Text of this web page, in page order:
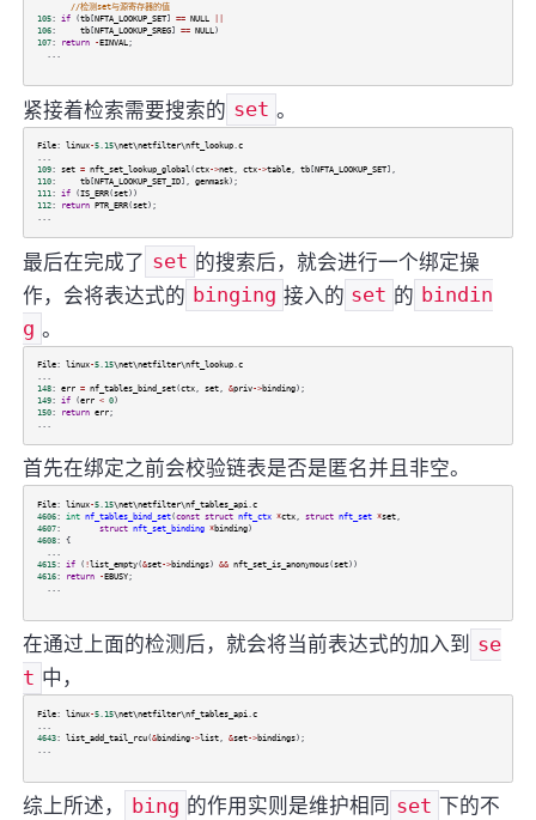
//检测set与源寄存器的值
105: if(tb[NFTA_LOOKUP_SET] == NULL
||
106: tb[NFTA_LOOKUP_SREG] == NULL )
107: return -EINVAL ;
紧接着检索需要搜索的 set 。
File: linux-5.15\net\netfilter\nft_lookup.c
...
109: set = nft_set_lookup_global(ctx->net, ctx->table, tb[NFTA_LOOKUP_SET],
110: tb[NFTA_LOOKUP_SET_ID], genmask);
111: if(IS_ERR(set))
112: return PTR_ERR(set);
...
最后在完成了 set 的搜索后，就会进行一个绑定操
作，会将表达式的 binging 接入的 set 的 bindin
g 。
File: linux-5.15\net\netfilter\nft_lookup.c
...
148: err = nf_tables_bind_set(ctx, set, &priv->binding);
149: if(err < 0)
150: return err;
...
首先在绑定之前会校验链表是否是匿名并且非空。
File: linux-5.15\net\netfilter\nf_tables_api.c
4606: int nf_tables_bind_set(const struct nft_ctx *ctx, struct nft_set *set,
4607: struct nft_set_binding *binding)
4608: {
...
4615: if( !list_empty(&set->bindings) && nft_set_is_anonymous(set))
4616: return -EBUSY;
...
在通过上面的检测后，就会将当前表达式的加入到 se
t 中，
File: linux-5.15\net\netfilter\nf_tables_api.c
...
4643: list_add_tail_rcu(&binding->list, &set->bindings);
...
综上所述， bing 的作用实则是维护相同 set 下的不